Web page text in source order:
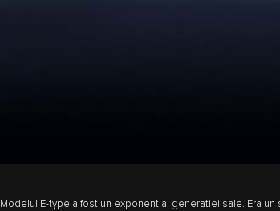
Modelul E‑type a fost un exponent al generatiei sale. Era